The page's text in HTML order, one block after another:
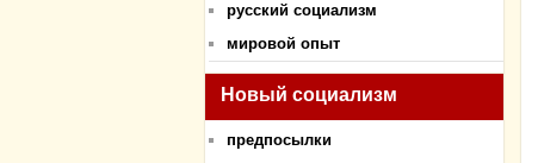
русский социализм
мировой опыт
Новый социализм
предпосылки